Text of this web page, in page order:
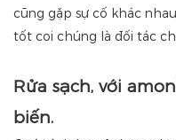
cũng gặp sự cố khác
tốt coi chúng là đối tác
Rửa sạch, với
biến.